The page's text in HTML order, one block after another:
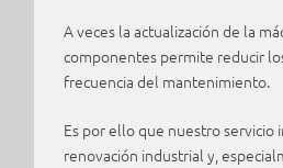
A veces la actualización de la
componentes permite reducir
frecuencia del mantenimiento.
Es por ello que nuestro servicio
renovación industrial y,